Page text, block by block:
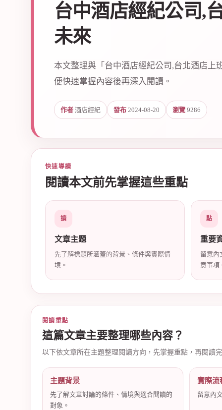
店
台中酒店經紀公司,
未來
本文整理與「台中酒店經紀公司,台北酒店上
便快速掌握內容後再深入閱讀。
作者 酒店經紀 發布 2024-08-20 瀏覽 9286
快速導讀
閱讀本文前先掌握這些重點
讀
文章主題
先了解標題所涵蓋的背景、條件與實際情
境。
點
重要
留意內
意事項
閱讀重點
這篇文章主要整理哪些內容？
以下依文章所在主題整理閱讀方向，先掌握重點，再閱讀
主題背景
先了解文章討論的條件、情境與適合閱讀的
對象。
實際流
留意內